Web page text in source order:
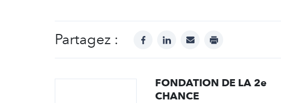
Partagez : facebooklinkedinmail print
FONDATION DE LA 2e
CHANCE